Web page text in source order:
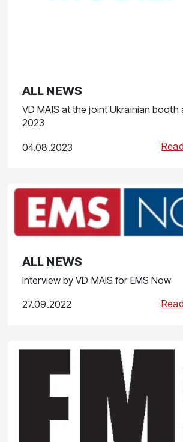
ALL NEWS
VD MAIS at the joint Ukrainian booth
2023
04.08.2023 Read
ALL NEWS
Interview by VD MAIS for EMS Now
27.09.2022 Read